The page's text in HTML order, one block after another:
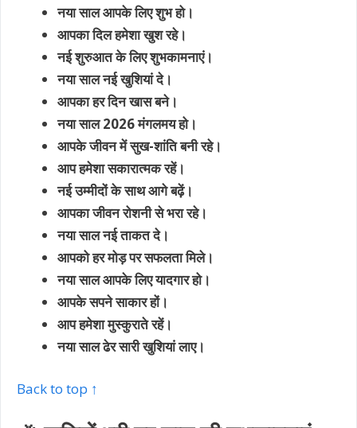
नया साल आपके लिए शुभ हो।
आपका दिल हमेशा खुश रहे।
नई शुरुआत के लिए शुभकामनाएं।
नया साल नई खुशियां दे।
आपका हर दिन खास बने।
नया साल 2026 मंगलमय हो।
आपके जीवन में सुख-शांति बनी रहे।
आप हमेशा सकारात्मक रहें।
नई उम्मीदों के साथ आगे बढ़ें।
आपका जीवन रोशनी से भरा रहे।
नया साल नई ताकत दे।
आपको हर मोड़ पर सफलता मिले।
नया साल आपके लिए यादगार हो।
आपके सपने साकार हों।
आप हमेशा मुस्कुराते रहें।
नया साल ढेर सारी खुशियां लाए।
Back to top ↑